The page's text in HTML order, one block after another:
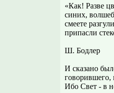
«Как! Разве
синих,
смеете
припасли
Ш. Бодлер
И сказано
говорившего,
Ибо Свет - в